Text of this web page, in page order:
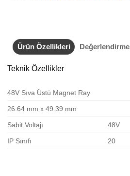
Ürün Özellikleri Değerlendirme
Teknik Özellikler
48V Sıva Üstü Magnet Ray
26.64 mm x 49.39 mm
Sabit Voltajı 48V
IP Sınıfı 20